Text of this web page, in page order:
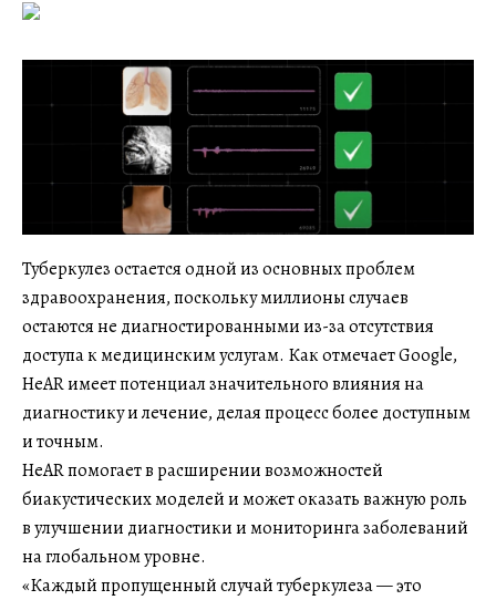
Туберкулез остается одной из основных проблем
здравоохранения, поскольку миллионы случаев
остаются не диагностированными из-за отсутствия
доступа к медицинским услугам. Как отмечает Google,
HeAR имеет потенциал значительного влияния на
диагностику и лечение, делая процесс более доступным
и точным.
HeAR помогает в расширении возможностей
биакустических моделей и может оказать важную роль
в улучшении диагностики и мониторинга заболеваний
на глобальном уровне.
«Каждый пропущенный случай туберкулеза — это